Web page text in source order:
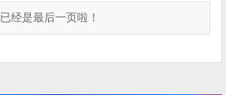
已经是最后一页啦！